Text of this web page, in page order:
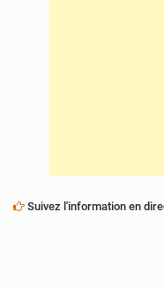
Suivez l'information en